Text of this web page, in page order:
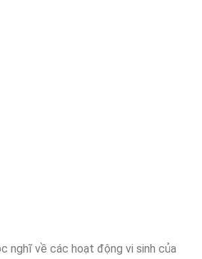
nghĩ về các hoạt động vi sinh của